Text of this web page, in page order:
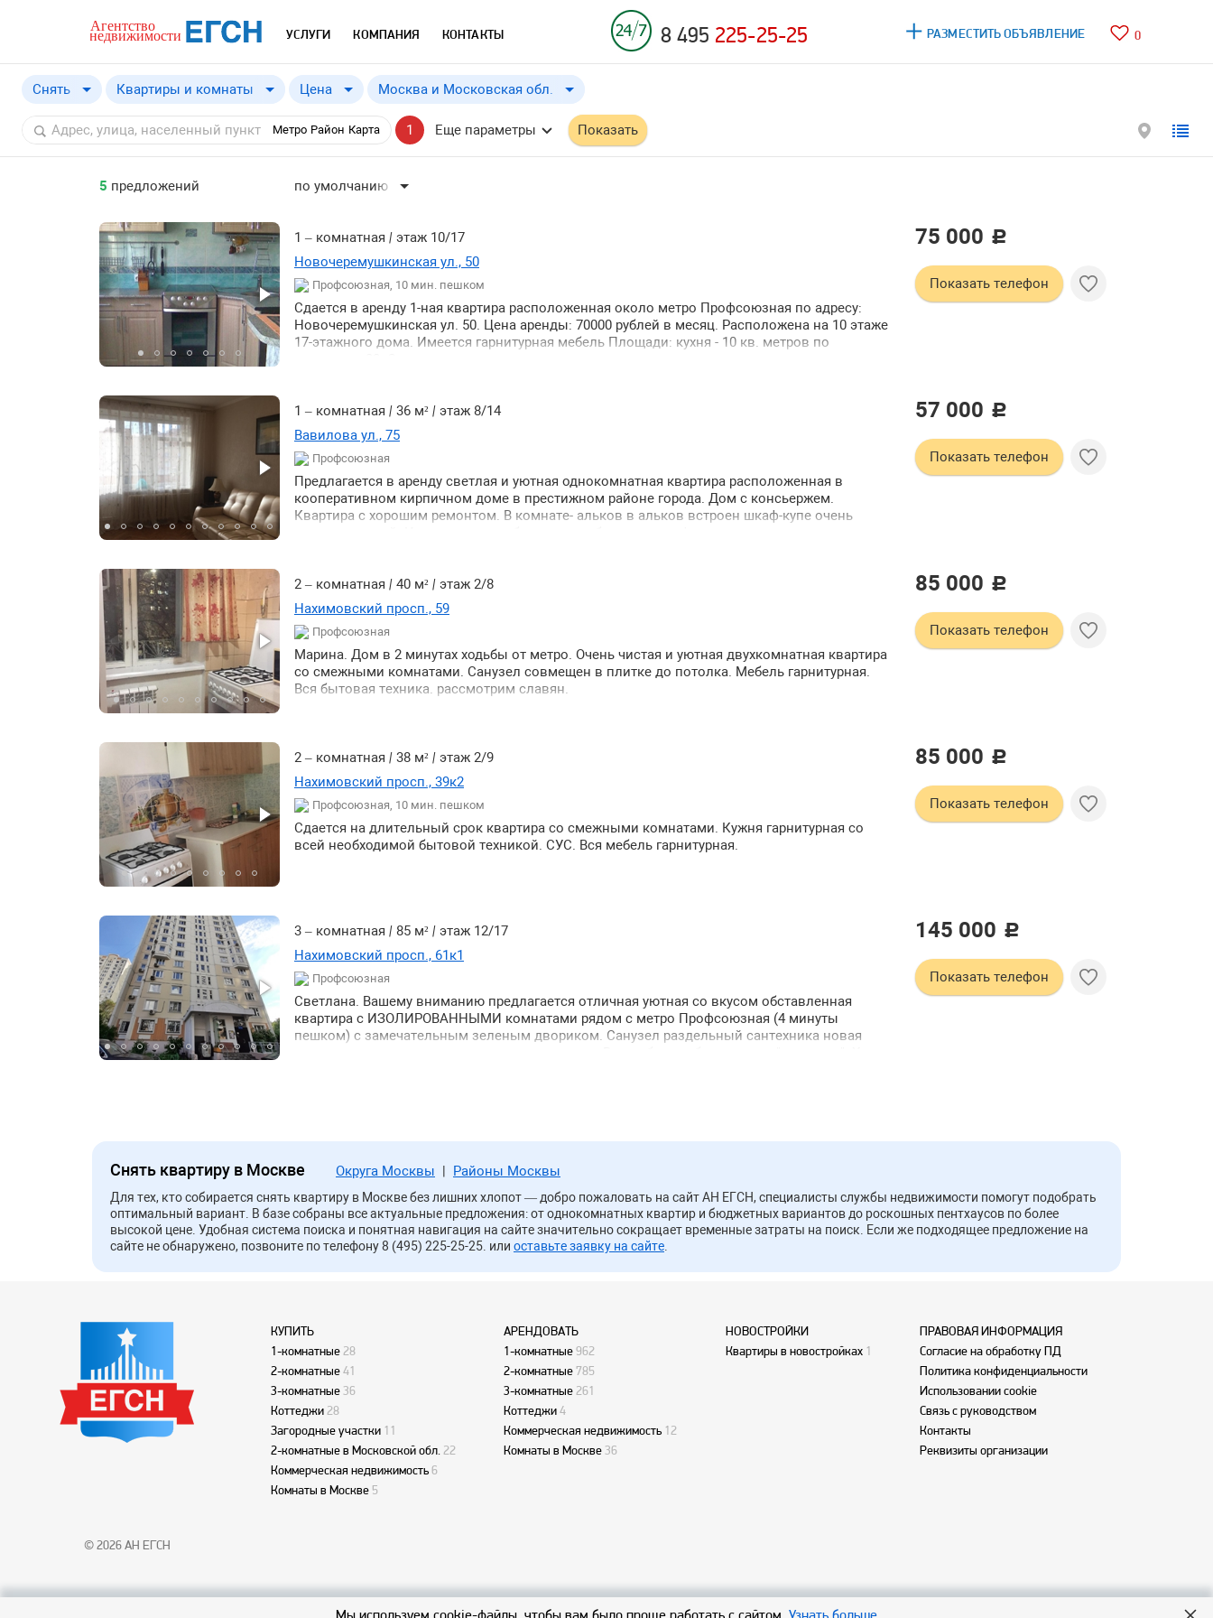
УСЛУГИ КОМПАНИЯ КОНТАКТЫ 8 495 225-25-25 РАЗМЕСТИТЬ ОБЪЯВЛЕНИЕ 0
Снять
Купить
Снять
Квартиры и комнаты Цена
от a Применить
Москва и Московская обл.
Москва и Московская обл.
Москва
Московская обл.
Метро Район Карта 1 Еще параметры Показать
5 предложений по умолчанию
по цене ↑
по комнатности ↓
по комнатности ↑
по общей площади ↓
75 000 c
Показать телефон
1 – комнатная | этаж 10/17
Новочеремушкинская ул., 50
Профсоюзная, 10 мин. пешком
Сдается в аренду 1-ная квартира расположенная около метро Профсоюзная по адресу:
Новочеремушкинская ул. 50. Цена аренды: 70000 рублей в месяц. Расположена на 10 этаже
17-этажного дома. Имеется гарнитурная мебель Площади: кухня - 10 кв. метров по
57 000 c
Показать телефон
1 – комнатная | 36 м² | этаж 8/14
Вавилова ул., 75
Профсоюзная
Предлагается в аренду светлая и уютная однокомнатная квартира расположенная в
кооперативном кирпичном доме в престижном районе города. Дом с консьержем.
Квартира с хорошим ремонтом. В комнате- альков в альков встроен шкаф-купе очень
электроэнергия и интернет.
85 000 c
Показать телефон
2 – комнатная | 40 м² | этаж 2/8
Нахимовский просп., 59
Профсоюзная
Марина. Дом в 2 минутах ходьбы от метро. Очень чистая и уютная двухкомнатная квартира
со смежными комнатами. Санузел совмещен в плитке до потолка. Мебель гарнитурная.
Вся бытовая техника. рассмотрим славян.
85 000 c
Показать телефон
2 – комнатная | 38 м² | этаж 2/9
Нахимовский просп., 39к2
Профсоюзная, 10 мин. пешком
Сдается на длительный срок квартира со смежными комнатами. Кужня гарнитурная со
всей необходимой бытовой техникой. СУС. Вся мебель гарнитурная.
145 000 c
Показать телефон
3 – комнатная | 85 м² | этаж 12/17
Нахимовский просп., 61к1
Профсоюзная
Светлана. Вашему вниманию предлагается отличная уютная со вкусом обставленная
квартира с ИЗОЛИРОВАННЫМИ комнатами рядом с метро Профсоюзная (4 минуты
пешком) с замечательным зеленым двориком. Санузел раздельный сантехника новая
можно семью с ребенком школьного возраста строго без животных.
Снять квартиру в Москве Округа Москвы | Районы Москвы
Для тех, кто собирается снять квартиру в Москве без лишних хлопот — добро пожаловать на сайт АН ЕГСН, специалисты службы недвижимости помогут подобрать
оптимальный вариант. В базе собраны все актуальные предложения: от однокомнатных квартир и бюджетных вариантов до роскошных пентхаусов по более
высокой цене. Удобная система поиска и понятная навигация на сайте значительно сокращает временные затраты на поиск. Если же подходящее предложение на
сайте не обнаружено, позвоните по телефону 8 (495) 225-25-25. или оставьте заявку на сайте
© 2026 АН ЕГСН
КУПИТЬ
1-комнатные 28
2-комнатные 41
3-комнатные 36
Коттеджи 28
Загородные участки 11
2-комнатные в Московской обл. 22
Коммерческая недвижимость 6
Комнаты в Москве 5
АРЕНДОВАТЬ
1-комнатные962
2-комнатные785
3-комнатные 261
Коттеджи4
Коммерческая недвижимость 12
Комнаты в Москве 36
НОВОСТРОЙКИ
Квартиры в новостройках 1
ПРАВОВАЯ ИНФОРМАЦИЯ
Согласие на обработку ПД
Политика конфиденциальности
Использовании cookie
Связь с руководством
Контакты
Реквизиты организации